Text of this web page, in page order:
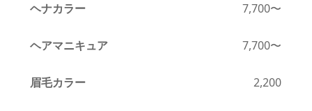
ヘナカラー 7,700〜
ヘアマニキュア 7,700〜
眉毛カラー 2,200